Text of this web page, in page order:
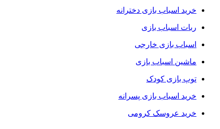
خرید اسباب بازی دخترانه
ربات اسباب بازی
اسباب بازی خارجی
ماشین اسباب بازی
توپ بازی کودک
خرید اسباب بازی پسرانه
خرید عروسک کرومی